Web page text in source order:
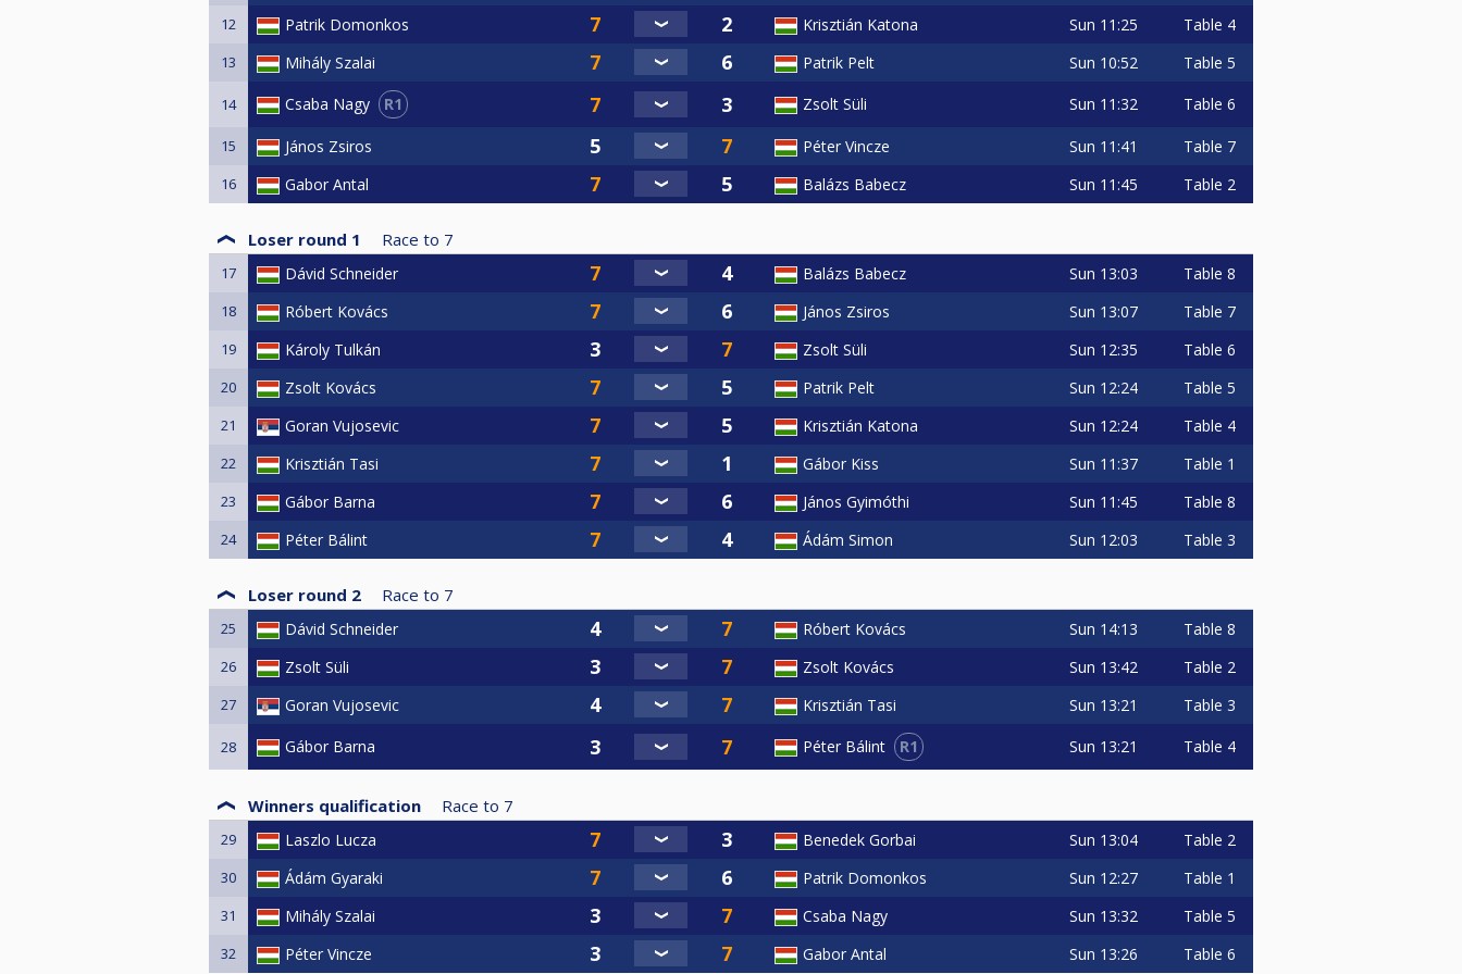
12 Patrik Domonkos Krisztián Katona Sun 11:25 Table 4
13 Mihály Szalai Patrik Pelt Sun 10:52 Table 5
14 Csaba Nagy R1 Zsolt Süli Sun 11:32 Table 6
15 János Zsiros Péter Vincze Sun 11:41 Table 7
16 Gabor Antal Balázs Babecz Sun 11:45 Table 2
Loser round 1 Race to 7
17 Dávid Schneider Balázs Babecz Sun 13:03 Table 8
18 Róbert Kovács János Zsiros Sun 13:07 Table 7
19 Károly Tulkán Zsolt Süli Sun 12:35 Table 6
20 Zsolt Kovács Patrik Pelt Sun 12:24 Table 5
21 Goran Vujosevic Krisztián Katona Sun 12:24 Table 4
22 Krisztián Tasi Gábor Kiss Sun 11:37 Table 1
23 Gábor Barna János Gyimóthi Sun 11:45 Table 8
24 Péter Bálint Ádám Simon Sun 12:03 Table 3
Loser round 2 Race to 7
25 Dávid Schneider Róbert Kovács Sun 14:13 Table 8
26 Zsolt Süli Zsolt Kovács Sun 13:42 Table 2
27 Goran Vujosevic Krisztián Tasi Sun 13:21 Table 3
28 Gábor Barna Péter Bálint R1 Sun 13:21 Table 4
Winners qualification Race to 7
29 Laszlo Lucza Benedek Gorbai Sun 13:04 Table 2
30 Ádám Gyaraki Patrik Domonkos Sun 12:27 Table 1
31 Mihály Szalai Csaba Nagy Sun 13:32 Table 5
32 Péter Vincze Gabor Antal Sun 13:26 Table 6